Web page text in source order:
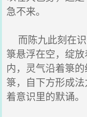
急不来。
而陈九此刻在
箓悬浮在空，绽
内，灵气沿着箓
箓，自下方形成
着意识里的默诵。